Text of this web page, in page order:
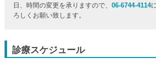
日、時間の変更を承りますので、06-6744-4114
ろしくお願い致します。
診療スケジュール